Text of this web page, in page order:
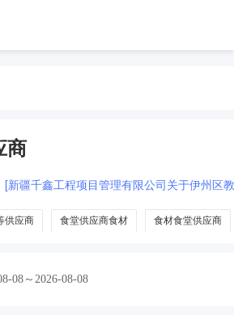
商
[新疆千鑫工程项目管理有限公司关于伊州区
供应商 食堂供应商食材 食材食堂供应商
08～2026-08-08